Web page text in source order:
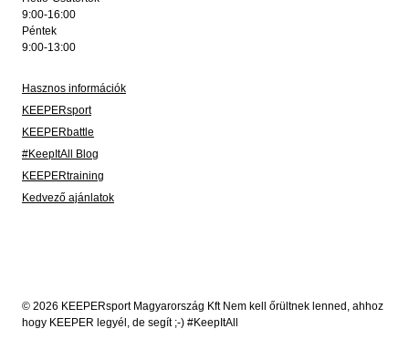
9:00-16:00
Péntek
9:00-13:00
Hasznos információk
KEEPERsport
KEEPERbattle
#KeepItAll Blog
KEEPERtraining
Kedvező ajánlatok
© 2026 KEEPERsport Magyarország Kft Nem kell őrültnek lenned, ahhoz
hogy KEEPER legyél, de segít ;-) #KeepItAll